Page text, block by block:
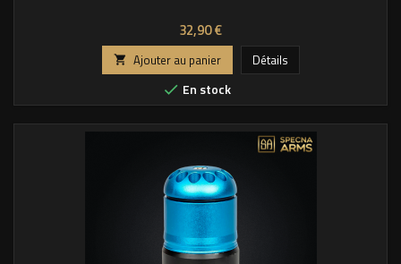
Prix
32,90 €
 Ajouter au panier
Détails
 En stock